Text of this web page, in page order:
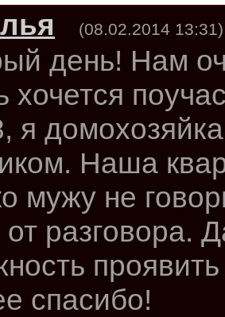
(08.02.2014 13:31)
день! Нам
хочется
я
Наша
мужу не
от разговора.
спасибо!